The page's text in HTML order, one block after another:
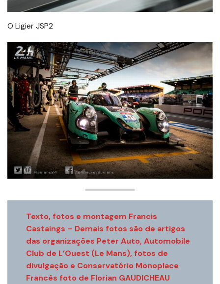
O Ligier JSP2
Texto, fotos e montagem Francis
Castaings – Demais fotos são de artigos
das organizações Peter Auto, Automobile
Club de L’Ouest (Le Mans), fotos de
divulgação e Conservatório Monoplace
Francês foto de Florian GAUDICHEAU